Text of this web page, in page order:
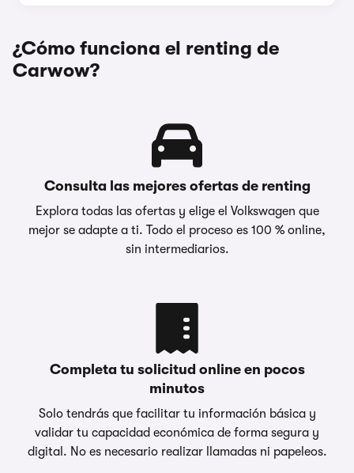
¿Cómo funciona el renting de
Carwow?
Consulta las mejores ofertas de renting
Explora todas las ofertas y elige el Volkswagen que
mejor se adapte a ti. Todo el proceso es 100 % online,
sin intermediarios.
Completa tu solicitud online en pocos
minutos
Solo tendrás que facilitar tu información básica y
validar tu capacidad económica de forma segura y
digital. No es necesario realizar llamadas ni papeleos.